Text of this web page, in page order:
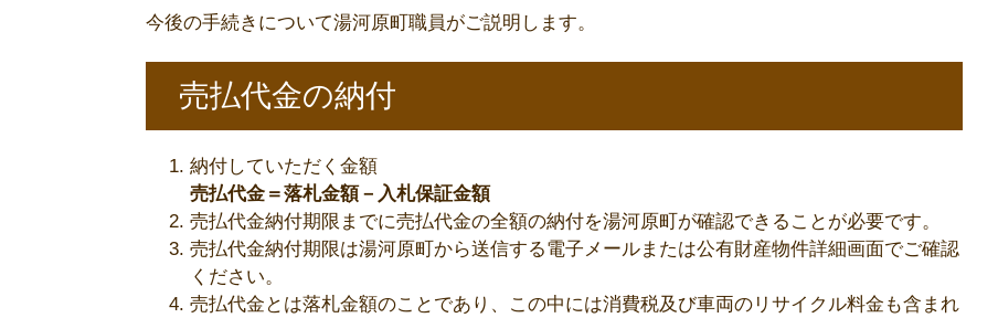
今後の手続きについて湯河原町職員がご説明します。
売払代金の納付
納付していただく金額
売払代金＝落札金額－入札保証金額
売払代金納付期限までに売払代金の全額の納付を湯河原町が確認できることが必要です。
売払代金納付期限は湯河原町から送信する電子メールまたは公有財産物件詳細画面でご確認
ください。
売払代金とは落札金額のことであり、この中には消費税及び車両のリサイクル料金も含まれ